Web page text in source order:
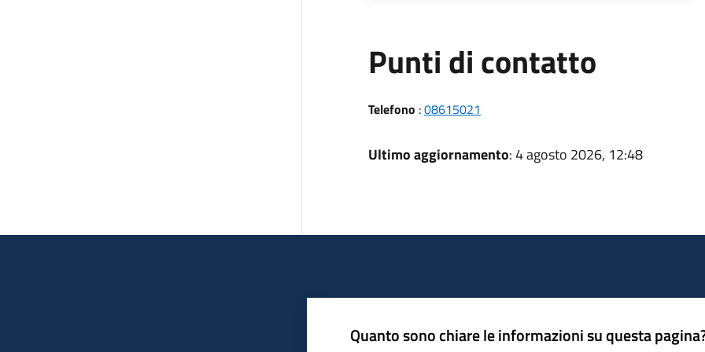
Punti di contatto
Telefono :08615021
Ultimo aggiornamento: 4 agosto 2026, 12:48
Quanto sono chiare le informazioni su questa